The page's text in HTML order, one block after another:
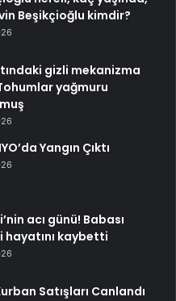
Beşikçioğlu kimdir?
gizli mekanizma
yağmuru
Yangın Çıktı
acı günü! Babası
hayatını kaybetti
Satışları Canlandı